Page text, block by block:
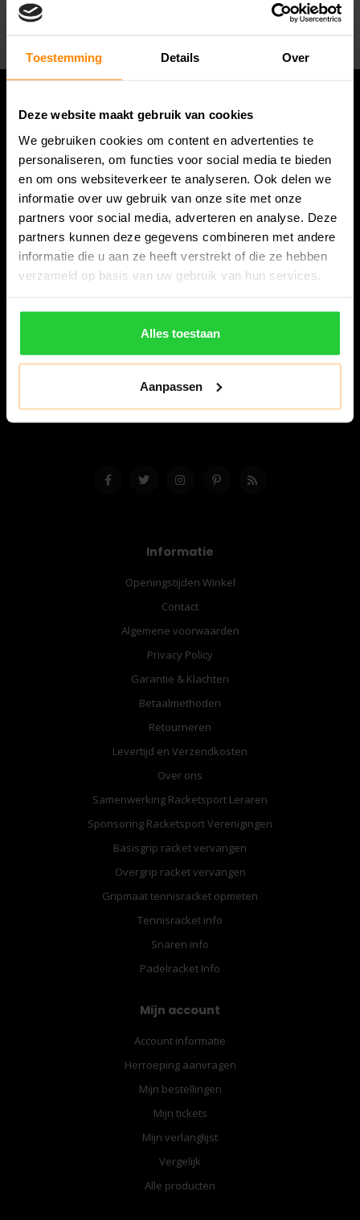
Toestemming Details Over
Deze website maakt gebruik van cookies
We gebruiken cookies om content en advertenties te
personaliseren, om functies voor social media te bieden
en om ons websiteverkeer te analyseren. Ook delen we
informatie over uw gebruik van onze site met onze
partners voor social media, adverteren en analyse. Deze
partners kunnen deze gegevens combineren met andere
informatie die u aan ze heeft verstrekt of die ze hebben
verzameld op basis van uw gebruik van hun services.
Alles toestaan
Aanpassen
Abonneer
Bespanracket.nl is dé racketspecialist van Lelystad en
omstreken.
8224 AA Lelystad
06-57276080
info@bespanracket.nl
Informatie
Openingstijden Winkel
Contact
Algemene voorwaarden
Privacy Policy
Garantie & Klachten
Betaalmethoden
Retourneren
Levertijd en Verzendkosten
Over ons
Samenwerking Racketsport Leraren
Sponsoring Racketsport Verenigingen
Basisgrip racket vervangen
Overgrip racket vervangen
Gripmaat tennisracket opmeten
Tennisracket info
Snaren info
Padelracket Info
Mijn account
Account informatie
Herroeping aanvragen
Mijn bestellingen
Mijn tickets
Mijn verlanglijst
Vergelijk
Alle producten